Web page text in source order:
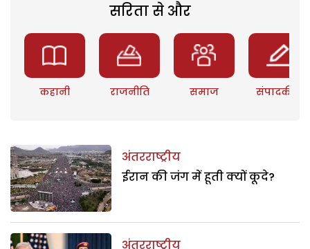
सरिता से और
कहानी राजनीति समाज संपादकीय
अंतरराष्ट्रीय
ईरान की जंग में हूती क्यों कूदे?
अंतरराष्ट्रीय